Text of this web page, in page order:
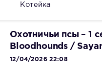
Котейка
Охотничьи псы – 1
Bloodhounds /
12/04/2026 22:08